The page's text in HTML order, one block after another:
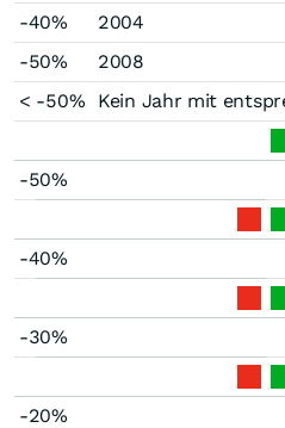
-40%
2004
-50%
2008
< -50%
Kein Jahr mit
-50%
-40%
-30%
-20%